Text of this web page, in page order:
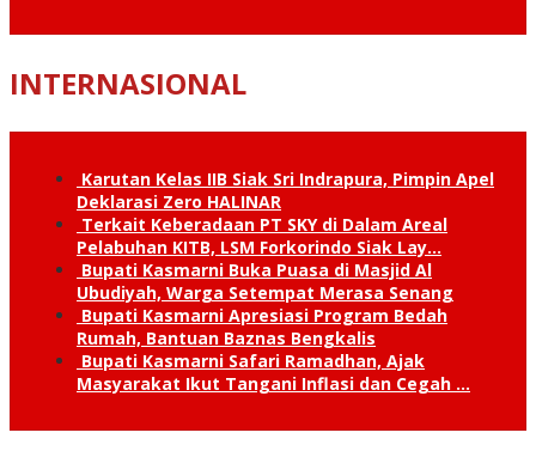
INTERNASIONAL
Karutan Kelas IIB Siak Sri Indrapura, Pimpin Apel
Deklarasi Zero HALINAR
Terkait Keberadaan PT SKY di Dalam Areal
Pelabuhan KITB, LSM Forkorindo Siak Lay…
Bupati Kasmarni Buka Puasa di Masjid Al
Ubudiyah, Warga Setempat Merasa Senang
Bupati Kasmarni Apresiasi Program Bedah
Rumah, Bantuan Baznas Bengkalis
Bupati Kasmarni Safari Ramadhan, Ajak
Masyarakat Ikut Tangani Inflasi dan Cegah …